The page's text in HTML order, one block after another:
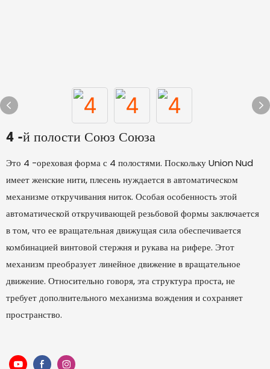
4 -й полости Союз Союза
Это 4 -ореховая форма с 4 полостями. Поскольку Union Nud
имеет женские нити, плесень нуждается в автоматическом
механизме откручивания ниток. Особая особенность этой
автоматической откручивающей резьбовой формы заключается
в том, что ее вращательная движущая сила обеспечивается
комбинацией винтовой стержня и рукава на рифере. Этот
механизм преобразует линейное движение в вращательное
движение. Относительно говоря, эта структура проста, не
требует дополнительного механизма вождения и сохраняет
пространство.